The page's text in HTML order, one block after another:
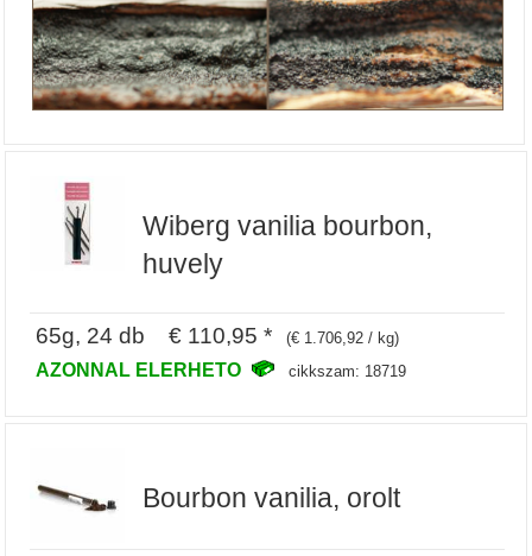
Wiberg vanilia bourbon,
huvely
65g, 24 db € 110,95 * (€ 1.706,92 / kg)
AZONNAL ELERHETO cikkszam: 18719
Bourbon vanilia, orolt